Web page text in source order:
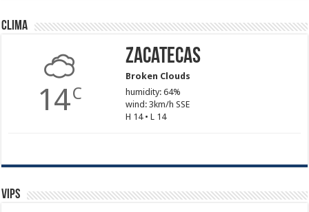
Clima
14C
Zacatecas
Broken Clouds
humidity: 64%
wind: 3km/h SSE
H 14 • L 14
Vips